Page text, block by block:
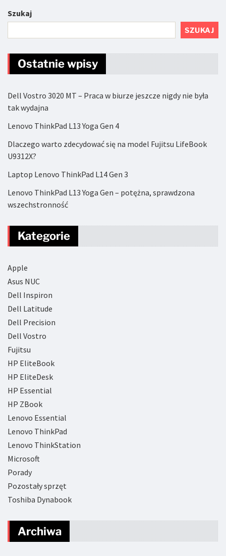
Szukaj
SZUKAJ
Ostatnie wpisy
Dell Vostro 3020 MT – Praca w biurze jeszcze nigdy nie była
tak wydajna
Lenovo ThinkPad L13 Yoga Gen 4
Dlaczego warto zdecydować się na model Fujitsu LifeBook
U9312X?
Laptop Lenovo ThinkPad L14 Gen 3
Lenovo ThinkPad L13 Yoga Gen – potężna, sprawdzona
wszechstronność
Kategorie
Apple
Asus NUC
Dell Inspiron
Dell Latitude
Dell Precision
Dell Vostro
Fujitsu
HP EliteBook
HP EliteDesk
HP Essential
HP ZBook
Lenovo Essential
Lenovo ThinkPad
Lenovo ThinkStation
Microsoft
Porady
Pozostały sprzęt
Toshiba Dynabook
Archiwa